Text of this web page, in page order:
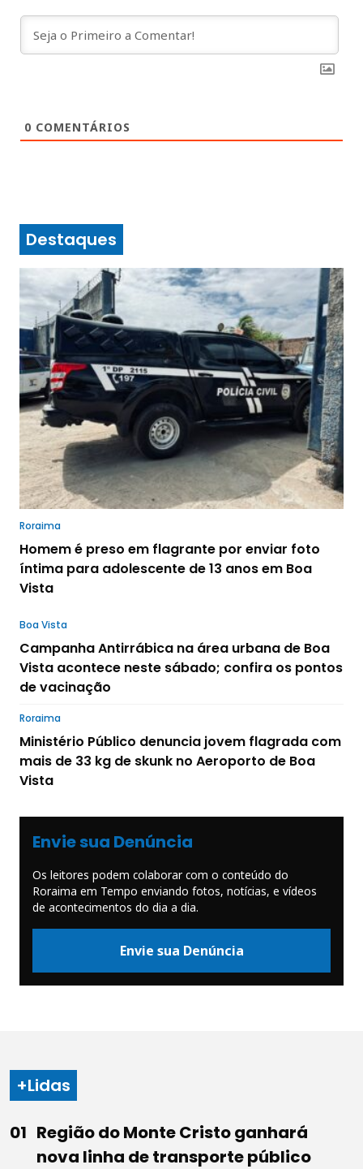
0 COMENTÁRIOS
Destaques
Roraima
Homem é preso em flagrante por enviar foto
íntima para adolescente de 13 anos em Boa
Vista
Boa Vista
Campanha Antirrábica na área urbana de Boa
Vista acontece neste sábado; confira os pontos
de vacinação
Roraima
Ministério Público denuncia jovem flagrada com
mais de 33 kg de skunk no Aeroporto de Boa
Vista
Envie sua Denúncia
Os leitores podem colaborar com o conteúdo do
Roraima em Tempo enviando fotos, notícias, e vídeos
de acontecimentos do dia a dia.
Envie sua Denúncia
+Lidas
Região do Monte Cristo ganhará
nova linha de transporte público